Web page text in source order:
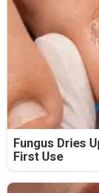
Fungus Dries
First Use